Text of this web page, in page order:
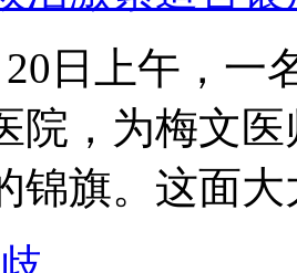
20日上午，一
院，为梅文
锦旗。这面大